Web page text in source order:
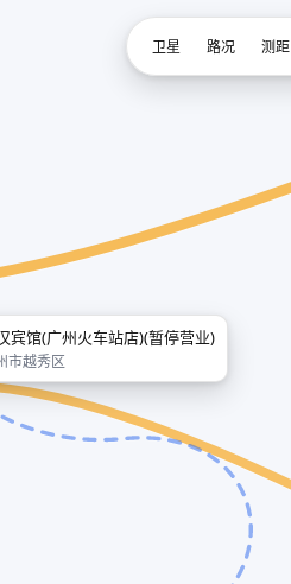
宾馆(广州火车站店)(暂停营业)
市越秀区
卫星 路况 测距